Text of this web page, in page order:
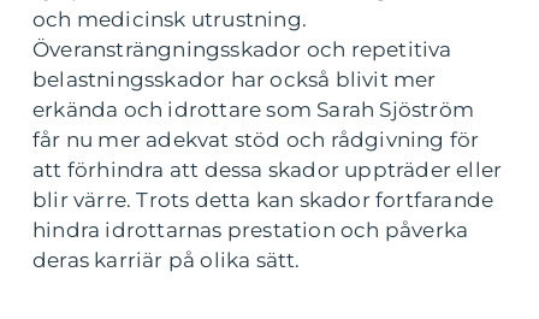
och medicinsk utrustning.
Överansträngningsskador och repetitiva
belastningsskador har också blivit mer
erkända och idrottare som Sarah Sjöström
får nu mer adekvat stöd och rådgivning för
att förhindra att dessa skador uppträder eller
blir värre. Trots detta kan skador fortfarande
hindra idrottarnas prestation och påverka
deras karriär på olika sätt.